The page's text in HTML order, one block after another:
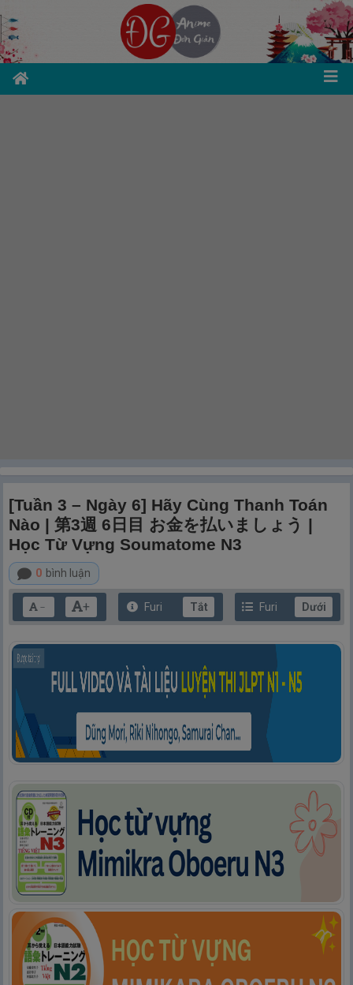
[Tuần 3 – Ngày 6] Hãy Cùng Thanh Toán
Nào | 第3週 6日目 お金を払いましょう |
Học Từ Vựng Soumatome N3
0 bình luận
－ + Furi Tắt Furi Dưới